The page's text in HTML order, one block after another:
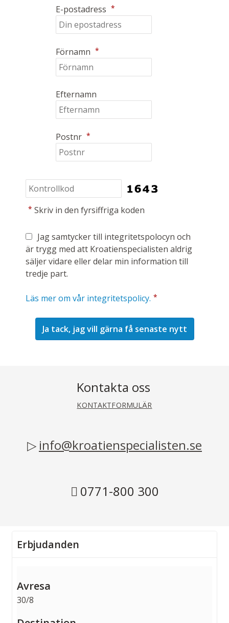
E-postadress *
Förnamn *
Efternamn
Postnr *
* Skriv in den fyrsiffriga koden
Jag samtycker till integritetspolocyn och
är trygg med att Kroatienspecialisten aldrig
säljer vidare eller delar min information till
tredje part.
Läs mer om vår integritetspolicy. *
Kontakta oss
KONTAKTFORMULÄR
info@kroatienspecialisten.se
0771-800 300
Erbjudanden
30/8